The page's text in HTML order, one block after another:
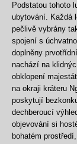
Podstatou tohoto
ubytování. Každá
pečlivě vybrány
spojení s
doplněny
nachází na
obklopení
na okraji kráteru
poskytují
dechberoucí
objevování si
bohatém